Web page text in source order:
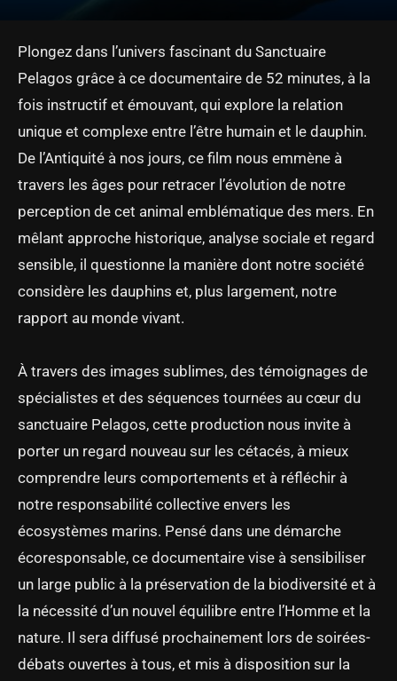
Plongez dans l’univers fascinant du Sanctuaire
Pelagos grâce à ce documentaire de 52 minutes, à la
fois instructif et émouvant, qui explore la relation
unique et complexe entre l’être humain et le dauphin.
De l’Antiquité à nos jours, ce film nous emmène à
travers les âges pour retracer l’évolution de notre
perception de cet animal emblématique des mers. En
mêlant approche historique, analyse sociale et regard
sensible, il questionne la manière dont notre société
considère les dauphins et, plus largement, notre
rapport au monde vivant.
À travers des images sublimes, des témoignages de
spécialistes et des séquences tournées au cœur du
sanctuaire Pelagos, cette production nous invite à
porter un regard nouveau sur les cétacés, à mieux
comprendre leurs comportements et à réfléchir à
notre responsabilité collective envers les
écosystèmes marins. Pensé dans une démarche
écoresponsable, ce documentaire vise à sensibiliser
un large public à la préservation de la biodiversité et à
la nécessité d’un nouvel équilibre entre l’Homme et la
nature. Il sera diffusé prochainement lors de soirées-
débats ouvertes à tous, et mis à disposition sur la